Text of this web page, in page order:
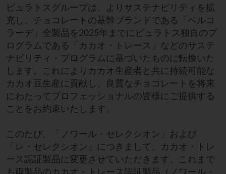
ピュラトスグループは、よりサステナビリティを拡
充し、チョコレートの基幹ブランドである「ベルコ
ラーデ」全製品を2025年までにピュラトス独自のプ
ログラムである「カカオ・トレース」などのサステ
ナビリティ・プログラムに基づいたものに転換いた
します。これによりカカオ生産者と共に持続可能な
カカオ豆生産に貢献し、良質なチョコレートを将来
にわたってプロフェッショナルの皆様にご提供する
ことをお約束いたします。
このたび、「ノワール・セレクシオン」および
「レ・セレクシオン」につきまして、カカオ・トレ
ース認証製品に変更させていただきます。これまで